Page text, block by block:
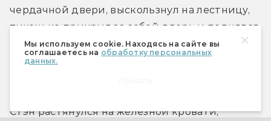
Мы используем cookie. Находясь на сайте вы
соглашаетесь на обработку персональных
данных.
чердачной двери, выскользнул на лестницу,
тихонько прикрыл за собой дверь и поднялся
по ступеням, старательно избегая тех, что
скрипят. На чердаке было жарко и душно,
Стэн растянулся на железной кровати,